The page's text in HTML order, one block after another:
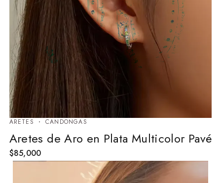
ARETES ⁠CANDONGAS
Aretes de Aro en Plata Multicolor Pavé
$85,000